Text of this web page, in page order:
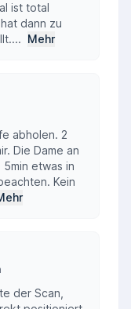
ist total
dann zu
Mehr
abholen. 2
Die Dame an
etwas in
Kein
der Scan,